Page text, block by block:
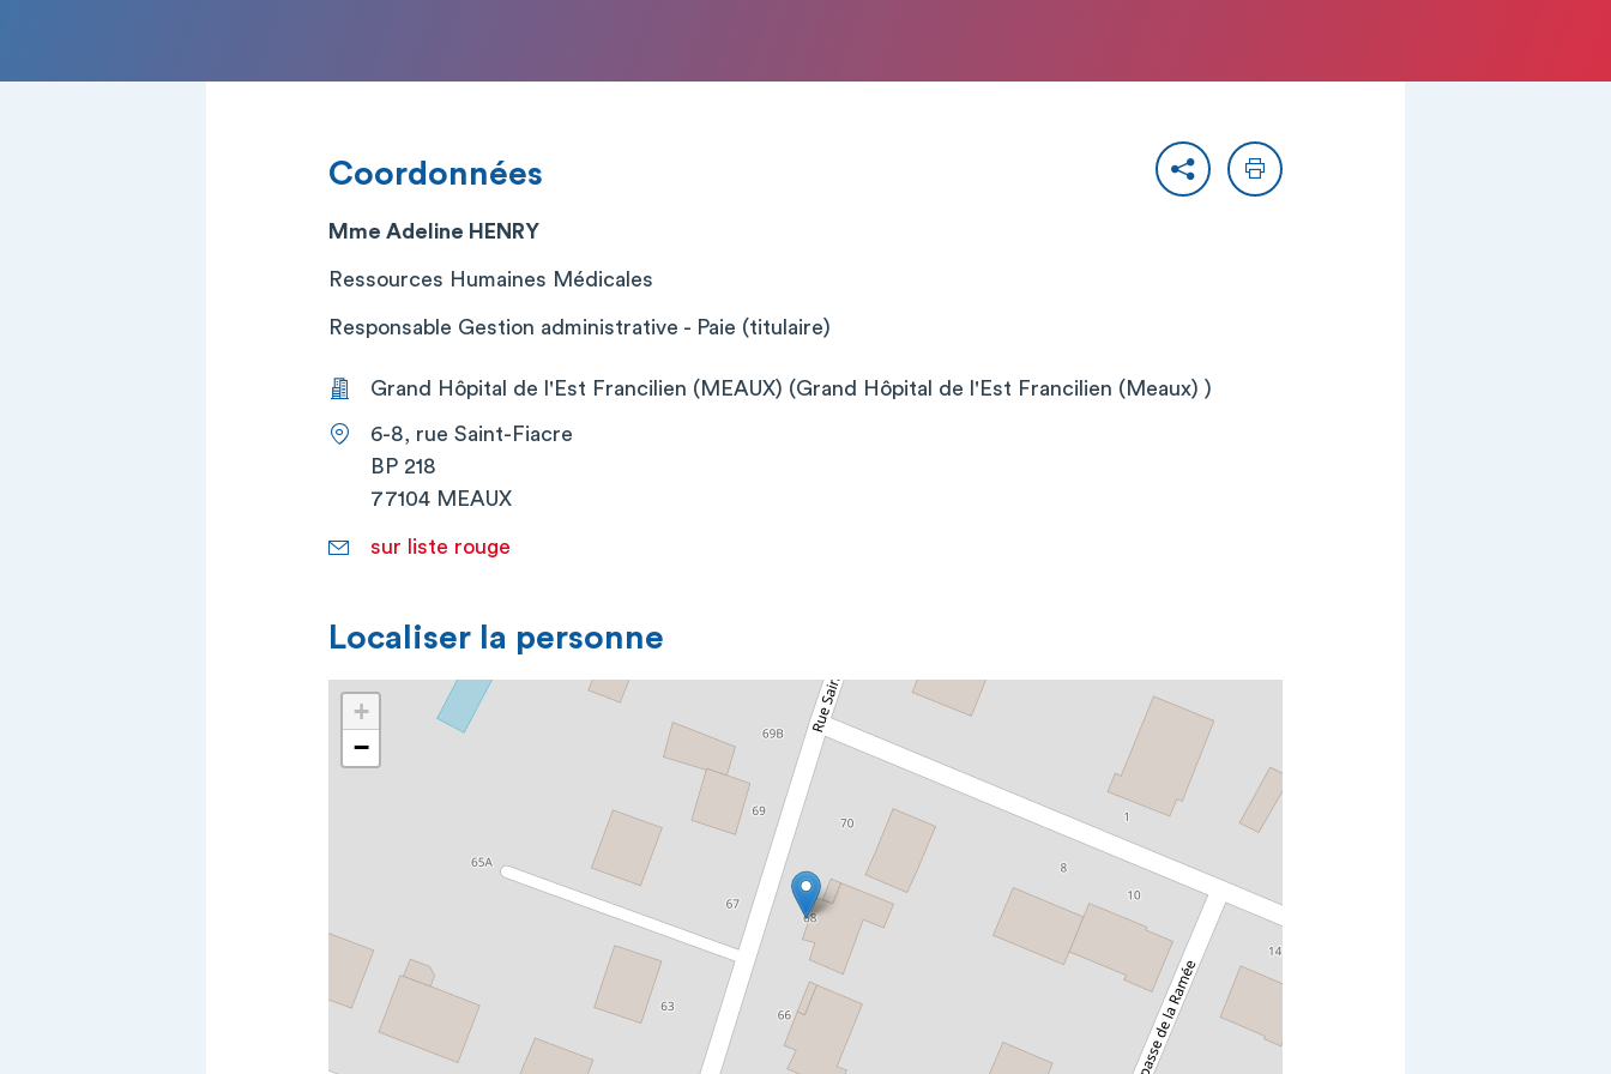
PartagerImprimer
Coordonnées
Mme Adeline HENRY
Ressources Humaines Médicales
Responsable Gestion administrative - Paie (titulaire)
Grand Hôpital de l'Est Francilien (MEAUX) (Grand Hôpital de l'Est Francilien (Meaux) )
6-8, rue Saint-Fiacre
BP 218
77104 MEAUX
sur liste rouge
Localiser la personne
+
−